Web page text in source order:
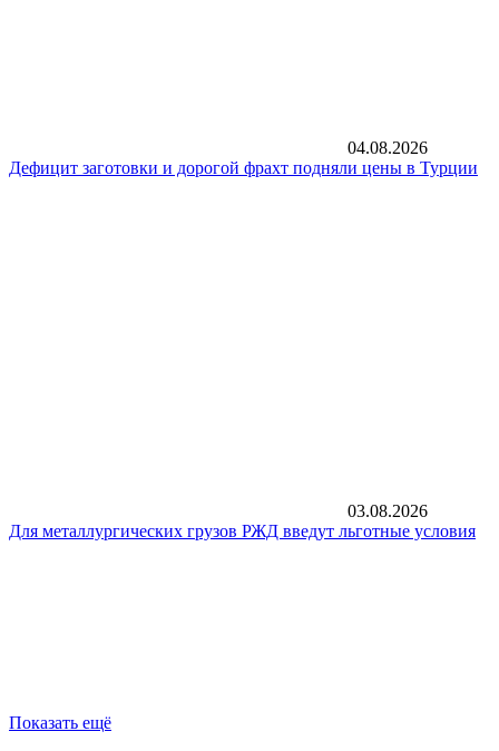
04.08.2026
Дефицит заготовки и дорогой фрахт подняли цены в Турции
03.08.2026
Для металлургических грузов РЖД введут льготные условия
Показать ещё